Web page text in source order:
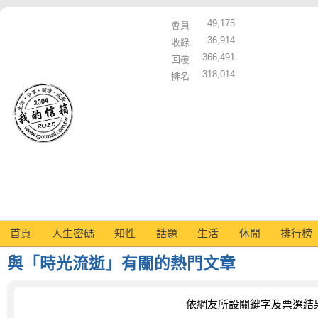
會員
49,175
收錄
36,914
回覆
366,491
排名
318,014
首頁 人生密碼 知性 話題 生活 休閒 排行榜
與「時光流逝」有關的熱門文章
依網友所設關鍵字及票選結